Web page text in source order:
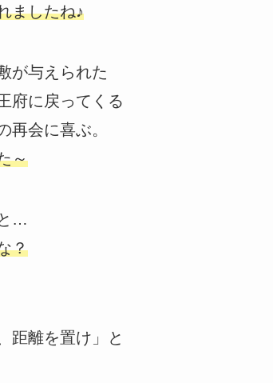
ましたね♪
が与えられた
府に戻ってくる
会に喜ぶ。
～
…
？
距離を置け」と